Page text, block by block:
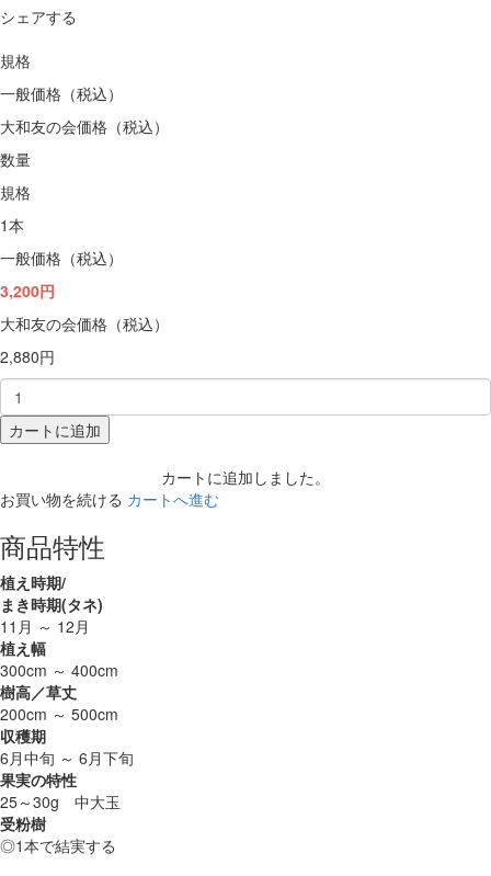
シェアする
規格
一般価格（税込）
大和友の会価格（税込）
数量
規格
1本
一般価格（税込）
3,200円
大和友の会価格（税込）
2,880円
カートに追加
カートに追加しました。
お買い物を続ける カートへ進む
商品特性
植え時期/
まき時期(タネ)
11月 ～ 12月
植え幅
300cm ～ 400cm
樹高／草丈
200cm ～ 500cm
収穫期
6月中旬 ～ 6月下旬
果実の特性
25～30g 中大玉
受粉樹
◎1本で結実する